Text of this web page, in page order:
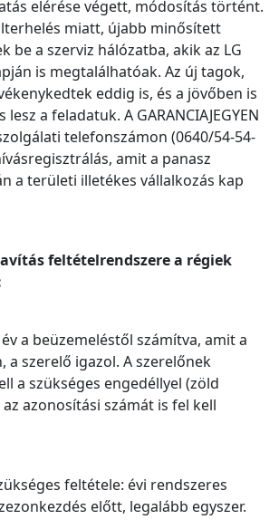
elérése végett, módosítás történt.
miatt, újabb minősített
be a szerviz hálózatba, akik az LG
is megtalálhatóak. Az új tagok,
eddig is, és a jövőben is
a feladatuk. A GARANCIAJEGYEN
telefonszámon (0640/54-54-
amit a panasz
a területi illetékes vállalkozás kap
feltételrendszere a régiek
a beüzemeléstől számítva, amit a
a szerelő igazol. A szerelőnek
a szükséges engedéllyel (zöld
azonosítási számát is fel kell
feltétele: évi rendszeres
előtt, legalább egyszer.